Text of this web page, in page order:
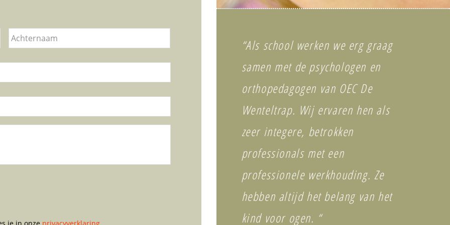
Voornaam Achternaam
“Als school werken we erg graag
samen met de psychologen en
orthopedagogen van OEC De
Wenteltrap. Wij ervaren hen als
zeer integere, betrokken
professionals met een
professionele werkhouding. Ze
hebben altijd het belang van het
kind voor ogen. “